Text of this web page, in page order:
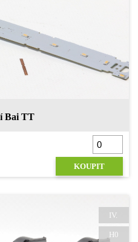
Bai TT
KOUPIT
IV.
H0